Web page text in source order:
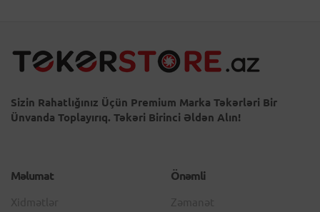
Sizin Rahatlığınız Üçün Premium Marka Təkərləri Bir
Ünvanda Toplayırıq. Təkəri Birinci Əldən Alın!
Məlumat Önəmli